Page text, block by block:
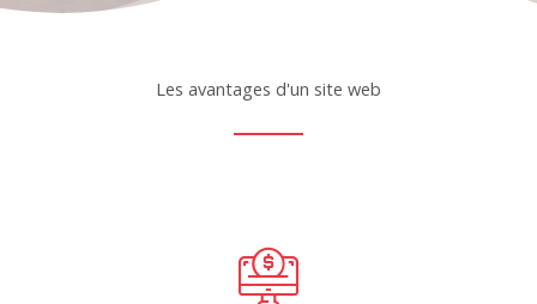
Les avantages d'un site web